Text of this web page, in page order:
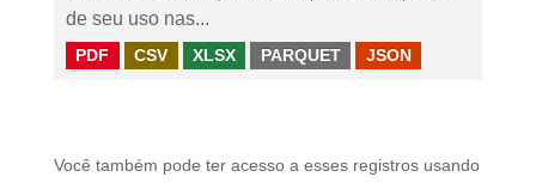
de seu uso nas...
PDF CSV XLSX PARQUET JSON
Você também pode ter acesso a esses registros usando